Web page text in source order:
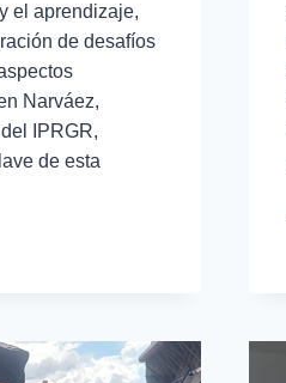
el aprendizaje,
de desafíos
Narváez,
IPRGR,
de esta